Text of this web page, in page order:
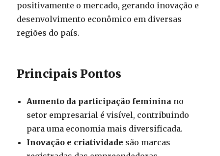
positivamente o mercado, gerando inovação e
desenvolvimento econômico em diversas
regiões do país.
Principais Pontos
Aumento da participação feminina no
setor empresarial é visível, contribuindo
para uma economia mais diversificada.
Inovação e criatividade são marcas